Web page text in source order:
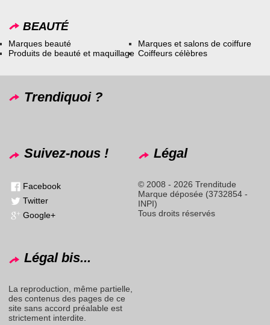
BEAUTÉ
Marques beauté
Produits de beauté et maquillage
Marques et salons de coiffure
Coiffeurs célèbres
Trendiquoi ?
Suivez-nous !
Facebook
Twitter
Google+
Légal
© 2008 - 2026 Trenditude
Marque déposée (3732854 -
INPI)
Tous droits réservés
Légal bis...
La reproduction, même partielle,
des contenus des pages de ce
site sans accord préalable est
strictement interdite.